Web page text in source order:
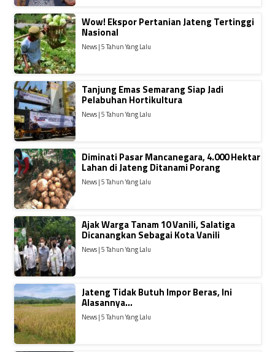
Wow! Ekspor Pertanian Jateng Tertinggi
Nasional
News | 5 Tahun Yang Lalu
Tanjung Emas Semarang Siap Jadi
Pelabuhan Hortikultura
News | 5 Tahun Yang Lalu
Diminati Pasar Mancanegara, 4.000 Hektar
Lahan di Jateng Ditanami Porang
News | 5 Tahun Yang Lalu
Ajak Warga Tanam 10 Vanili, Salatiga
Dicanangkan Sebagai Kota Vanili
News | 5 Tahun Yang Lalu
Jateng Tidak Butuh Impor Beras, Ini
Alasannya…
News | 5 Tahun Yang Lalu